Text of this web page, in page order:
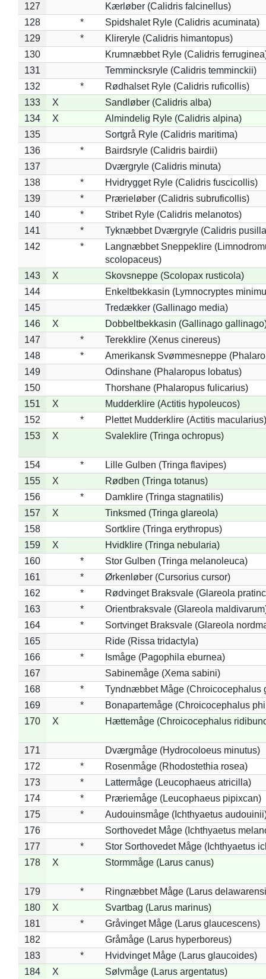
127
Kærløber (Calidris falcinellus)
128
*
Spidshalet Ryle (Calidris acuminata)
129
*
Klireryle (Calidris himantopus)
130
Krumnæbbet Ryle (Calidris
131
Temmincksryle (Calidris temminckii)
132
*
Rødhalset Ryle (Calidris ruficollis)
133
X
Sandløber (Calidris alba)
134
X
Almindelig Ryle (Calidris alpina)
135
Sortgrå Ryle (Calidris maritima)
136
*
Bairdsryle (Calidris bairdii)
137
Dværgryle (Calidris minuta)
138
*
Hvidrygget Ryle (Calidris fuscicollis)
139
*
Prærieløber (Calidris subruficollis)
140
*
Stribet Ryle (Calidris melanotos)
141
*
Tyknæbbet Dværgryle (Calidris
142
*
Langnæbbet Sneppeklire
scolopaceus)
143
X
Skovsneppe (Scolopax rusticola)
144
Enkeltbekkasin (Lymnocryptes
145
Tredækker (Gallinago media)
146
X
Dobbeltbekkasin (Gallinago
147
*
Terekklire (Xenus cinereus)
148
*
Amerikansk Svømmesneppe
149
Odinshane (Phalaropus lobatus)
150
Thorshane (Phalaropus fulicarius)
151
X
Mudderklire (Actitis hypoleucos)
152
*
Plettet Mudderklire (Actitis macularius)
153
X Svaleklire (Tringa ochropus)
154 *
Lille Gulben (Tringa flavipes)
155
X
Rødben (Tringa totanus)
156
*
Damklire (Tringa stagnatilis)
157
X
Tinksmed (Tringa glareola)
158
Sortklire (Tringa erythropus)
159
X
Hvidklire (Tringa nebularia)
160
*
Stor Gulben (Tringa melanoleuca)
161
*
Ørkenløber (Cursorius cursor)
162
*
Rødvinget Braksvale (Glareola
163
*
Orientbraksvale (Glareola
164
*
Sortvinget Braksvale (Glareola
165
Ride (Rissa tridactyla)
166
*
Ismåge (Pagophila eburnea)
167
Sabinemåge (Xema sabini)
168
*
Tyndnæbbet Måge (Chroicocephalus
169
*
Bonapartemåge (Chroicocephalus
170
X Hættemåge (Chroicocephalus
171
Dværgmåge (Hydrocoloeus minutus)
172
*
Rosenmåge (Rhodostethia rosea)
173
*
Lattermåge (Leucophaeus atricilla)
174
*
Præriemåge (Leucophaeus pipixcan)
175
*
Audouinsmåge (Ichthyaetus
176
Sorthovedet Måge (Ichthyaetus
177
*
Stor Sorthovedet Måge (Ichthyaetus
178
X Stormmåge (Larus canus)
179 *
Ringnæbbet Måge (Larus
180
X
Svartbag (Larus marinus)
181
*
Gråvinget Måge (Larus glaucescens)
182
Gråmåge (Larus hyperboreus)
183
*
Hvidvinget Måge (Larus glaucoides)
184
X
Sølvmåge (Larus argentatus)